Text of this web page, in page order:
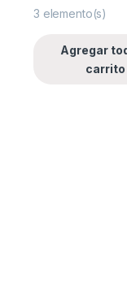
3 elemento(s)
Agregar
carrito